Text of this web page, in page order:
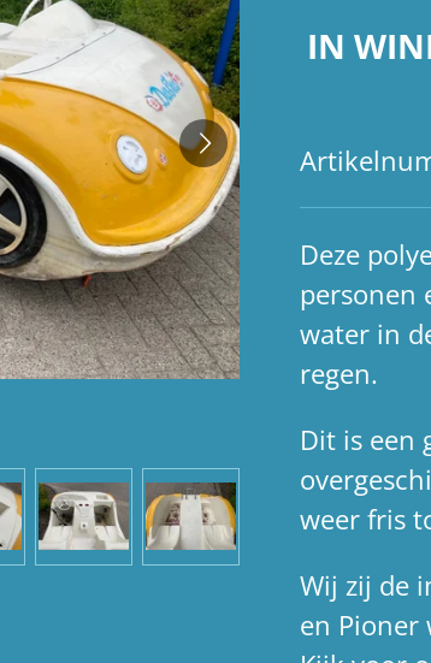
IN
Deze
personen
water in
regen.
Dit is een
weer fris
Wij zij de
en Pioner